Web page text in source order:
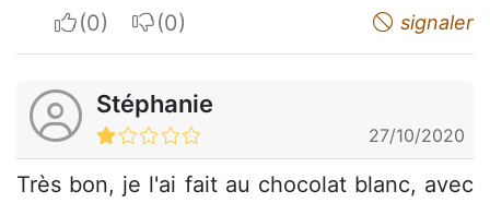
I apreciateI do not appreciate signaler
Stéphanie
27/10/2020
Très bon, je l'ai fait au chocolat blanc, avec